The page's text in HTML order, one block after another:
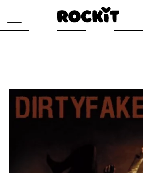
ARTISTI
CONCERTI
SHOP
RADIO